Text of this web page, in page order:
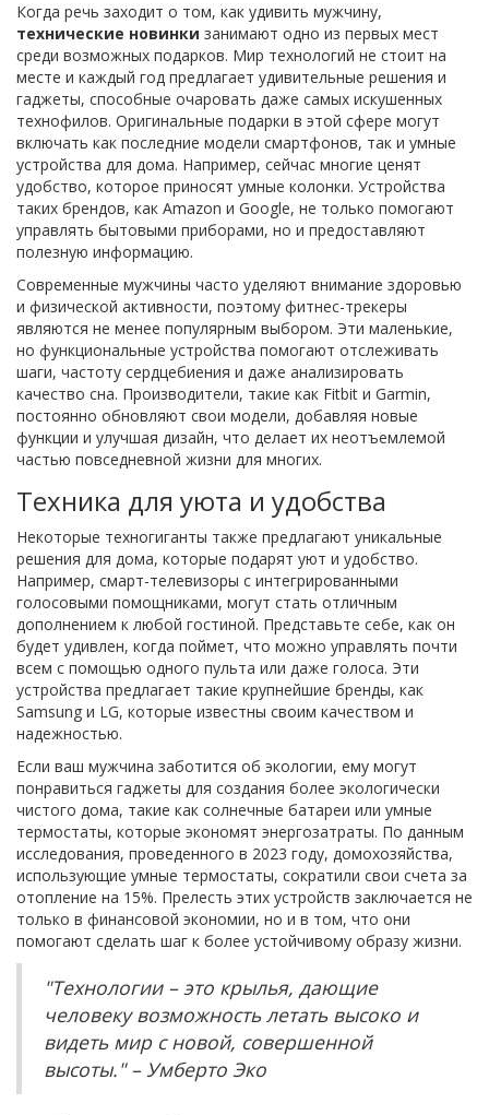
Когда речь заходит о том, как удивить мужчину,
технические новинки занимают одно из первых мест
среди возможных подарков. Мир технологий не стоит на
месте и каждый год предлагает удивительные решения и
гаджеты, способные очаровать даже самых искушенных
технофилов. Оригинальные подарки в этой сфере могут
включать как последние модели смартфонов, так и умные
устройства для дома. Например, сейчас многие ценят
удобство, которое приносят умные колонки. Устройства
таких брендов, как Amazon и Google, не только помогают
управлять бытовыми приборами, но и предоставляют
полезную информацию.
Современные мужчины часто уделяют внимание здоровью
и физической активности, поэтому фитнес-трекеры
являются не менее популярным выбором. Эти маленькие,
но функциональные устройства помогают отслеживать
шаги, частоту сердцебиения и даже анализировать
качество сна. Производители, такие как Fitbit и Garmin,
постоянно обновляют свои модели, добавляя новые
функции и улучшая дизайн, что делает их неотъемлемой
частью повседневной жизни для многих.
Техника для уюта и удобства
Некоторые техногиганты также предлагают уникальные
решения для дома, которые подарят уют и удобство.
Например, смарт-телевизоры с интегрированными
голосовыми помощниками, могут стать отличным
дополнением к любой гостиной. Представьте себе, как он
будет удивлен, когда поймет, что можно управлять почти
всем с помощью одного пульта или даже голоса. Эти
устройства предлагает такие крупнейшие бренды, как
Samsung и LG, которые известны своим качеством и
надежностью.
Если ваш мужчина заботится об экологии, ему могут
понравиться гаджеты для создания более экологически
чистого дома, такие как солнечные батареи или умные
термостаты, которые экономят энергозатраты. По данным
исследования, проведенного в 2023 году, домохозяйства,
использующие умные термостаты, сократили свои счета за
отопление на 15%. Прелесть этих устройств заключается не
только в финансовой экономии, но и в том, что они
помогают сделать шаг к более устойчивому образу жизни.
"Технологии – это крылья, дающие
человеку возможность летать высоко и
видеть мир с новой, совершенной
высоты." – Умберто Эко